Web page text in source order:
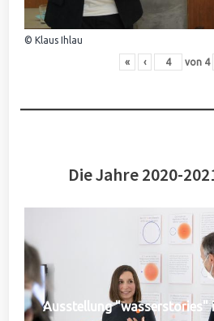
© Klaus Ihlau
« ‹ von 4
Die Jahre 2020-
Ausstellung "wasserstories"